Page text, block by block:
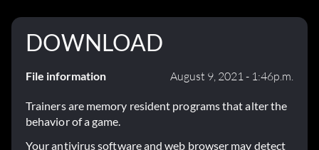
DOWNLOAD
File information August 9, 2021 - 1:46p.m.
Trainers are memory resident programs that alter the
behavior of a game.
Your antivirus software and web browser may detect